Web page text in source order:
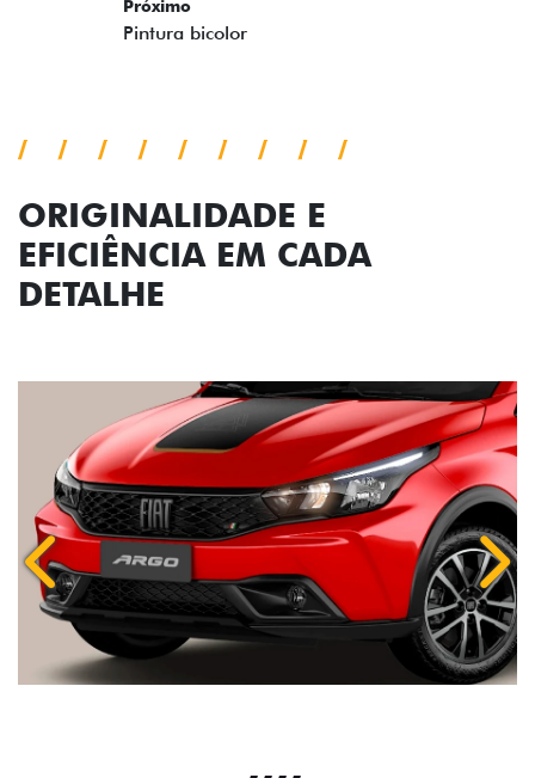
Próximo
Pintura bicolor
ORIGINALIDADE E
EFICIÊNCIA EM CADA
DETALHE
Anterior